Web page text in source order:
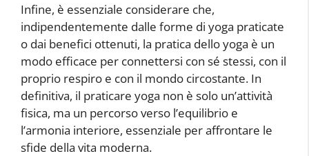
Infine, è essenziale considerare che,
indipendentemente dalle forme di yoga praticate
o dai benefici ottenuti, la pratica dello yoga è un
modo efficace per connettersi con sé stessi, con il
proprio respiro e con il mondo circostante. In
definitiva, il praticare yoga non è solo un’attività
fisica, ma un percorso verso l’equilibrio e
l’armonia interiore, essenziale per affrontare le
sfide della vita moderna.